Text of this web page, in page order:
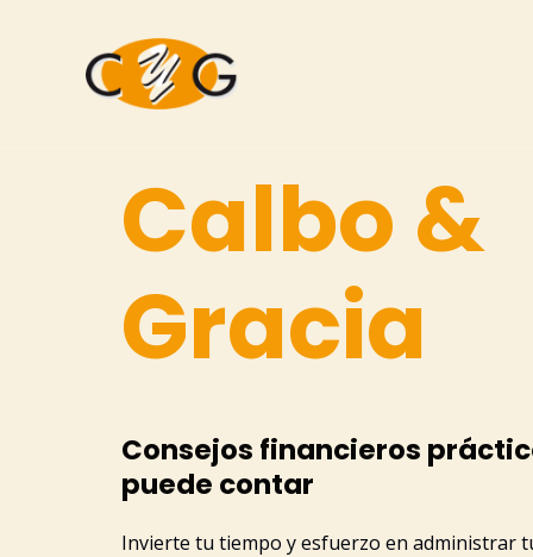
Calbo &
Gracia
Consejos financieros
puede contar
Invierte tu tiempo y esfuerzo en administrar